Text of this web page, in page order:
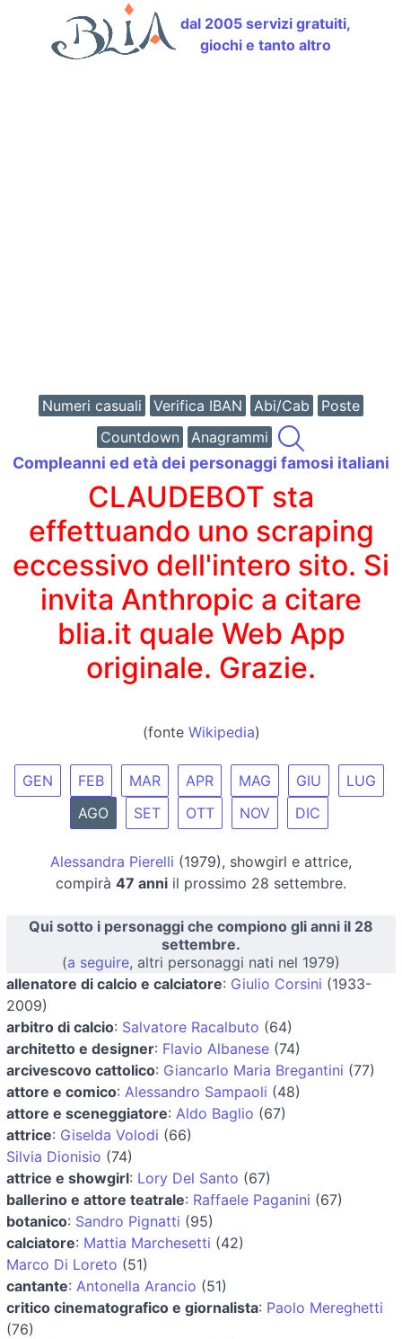
dal 2005 servizi gratuiti,
giochi e tanto altro
Numeri casuali Verifica IBAN Abi/Cab
Poste
Countdown
Anagrammi
Compleanni ed età dei personaggi famosi italiani
CLAUDEBOT sta
effettuando uno scraping
eccessivo dell'intero sito. Si
invita Anthropic a citare
blia.it quale Web App
originale. Grazie.
(fonte Wikipedia)
GEN FEB MAR APR MAG GIU
LUG
AGO
SET OTT NOV DIC
Alessandra Pierelli (1979), showgirl e attrice,
compirà 47 anni il prossimo 28 settembre.
Qui sotto i personaggi che compiono gli anni il 28
settembre.
(a seguire, altri personaggi nati nel 1979)
allenatore di calcio e calciatore: Giulio Corsini (1933-
2009)
arbitro di calcio: Salvatore Racalbuto (64)
architetto e designer: Flavio Albanese (74)
arcivescovo cattolico: Giancarlo Maria Bregantini (77)
attore e comico: Alessandro Sampaoli (48)
attore e sceneggiatore: Aldo Baglio (67)
attrice: Giselda Volodi (66)
Silvia Dionisio (74)
attrice e showgirl: Lory Del Santo (67)
ballerino e attore teatrale: Raffaele Paganini (67)
botanico: Sandro Pignatti (95)
calciatore: Mattia Marchesetti (42)
Marco Di Loreto (51)
cantante: Antonella Arancio (51)
critico cinematografico e giornalista: Paolo Mereghetti
(76)